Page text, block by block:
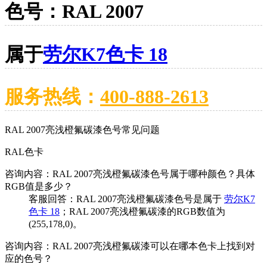
色号：RAL 2007
属于劳尔K7色卡 18
服务热线： 400-888-2613
RAL 2007亮浅橙氟碳漆色号常见问题
RAL色卡
咨询内容：RAL 2007亮浅橙氟碳漆色号属于哪种颜色？具体
RGB值是多少？
客服回答：RAL 2007亮浅橙氟碳漆色号是属于 劳尔K7
色卡 18 ；RAL 2007亮浅橙氟碳漆的RGB数值为
(255,178,0)。
咨询内容：RAL 2007亮浅橙氟碳漆可以在哪本色卡上找到对
应的色号？